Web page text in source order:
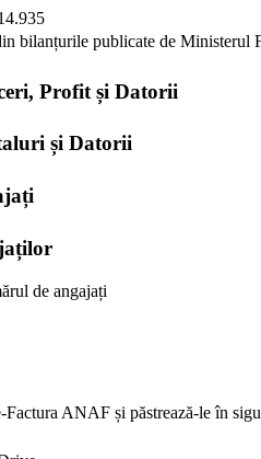
bilanțurile publicate de Ministerul
Profit și Datorii
și Datorii
de angajați
Factura ANAF și păstrează-le în